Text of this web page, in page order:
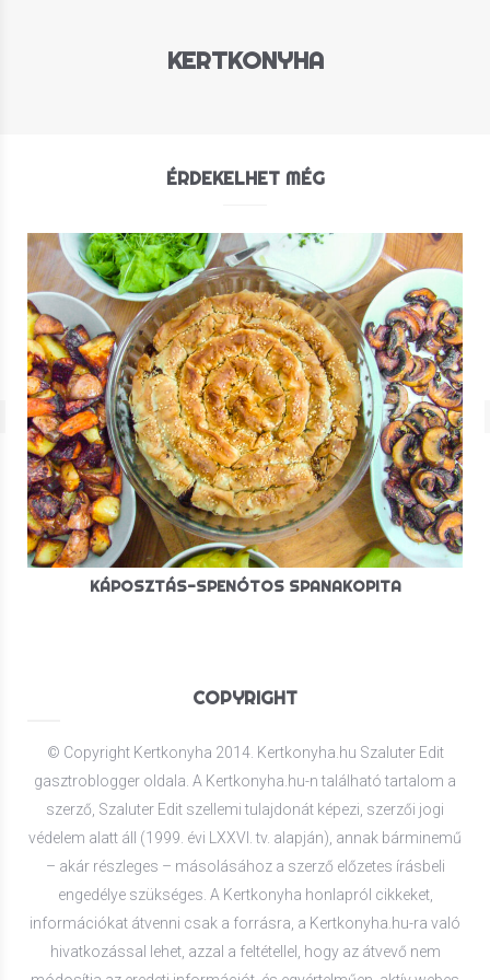
KERTKONYHA
ÉRDEKELHET MÉG
KÁPOSZTÁS-SPENÓTOS SPANAKOPITA
COPYRIGHT
© Copyright Kertkonyha 2014. Kertkonyha.hu Szaluter Edit
gasztroblogger oldala. A Kertkonyha.hu-n található tartalom a
szerző, Szaluter Edit szellemi tulajdonát képezi, szerzői jogi
védelem alatt áll (1999. évi LXXVI. tv. alapján), annak bárminemű
– akár részleges – másolásához a szerző előzetes írásbeli
engedélye szükséges. A Kertkonyha honlapról cikkeket,
információkat átvenni csak a forrásra, a Kertkonyha.hu-ra való
hivatkozással lehet, azzal a feltétellel, hogy az átvevő nem